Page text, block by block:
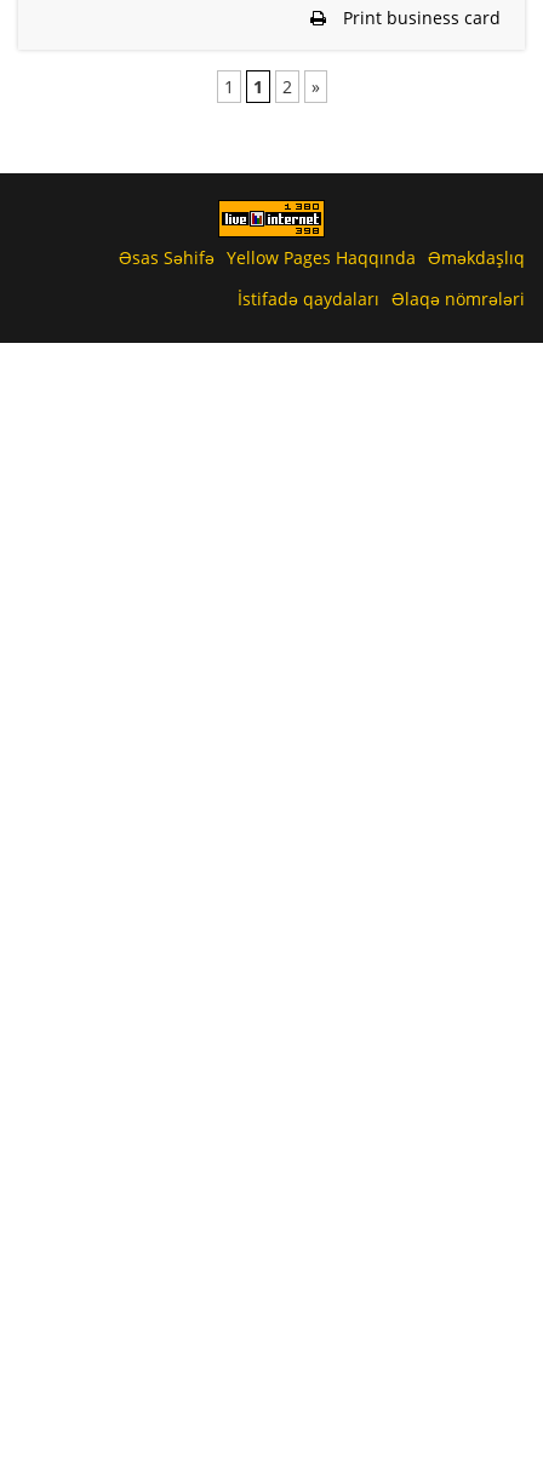
Print business card
1 1 2 »
Əsas Səhifə Yellow Pages Haqqında Əməkdaşlıq
İstifadə qaydaları Əlaqə nömrələri